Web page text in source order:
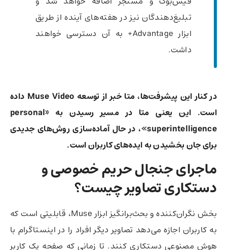
تبلیغ‌دهندگان نیز در هفته‌های آینده از طریق
ابزار Advantage+ به آن دسترسی خواهند
داشت.
در کنار این پیشرفت‌ها، متا خبر از توسعه Muse Video داده
است. این یعنی متا در مسیر رسیدن به «personal
superintelligence»، در حال آماده‌سازی روش‌های جدیدی
برای جان بخشیدن به ایده‌های کاربران است.
ماجرای جنجال حریم خصوصی و
دستکاری تصاویر چیست؟
بخش نگران‌کننده و بحث‌برانگیز ابزار Muse، قابلیتی است که
به کاربران اجازه می‌دهد تصاویر دیگر افراد را در اینستاگرام با
هوش مصنوعی دستکاری کنند. تا زمانی که صفحه یک کاربر